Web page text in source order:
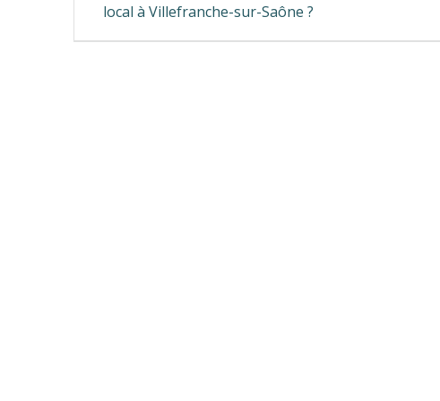
l’article
post:
local à Villefranche-sur-Saône ?